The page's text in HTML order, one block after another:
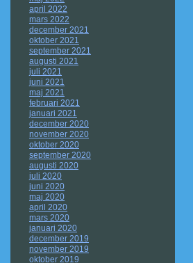
april 2022
mars 2022
december 2021
oktober 2021
september 2021
augusti 2021
juli 2021
juni 2021
maj 2021
februari 2021
januari 2021
december 2020
november 2020
oktober 2020
september 2020
augusti 2020
juli 2020
juni 2020
maj 2020
april 2020
mars 2020
januari 2020
december 2019
november 2019
oktober 2019